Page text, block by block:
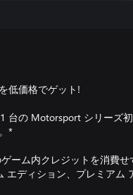
低価格でゲット!
台の Motorsport シリーズ
*
ーム内クレジットを消費せ
エディション、プレミアム